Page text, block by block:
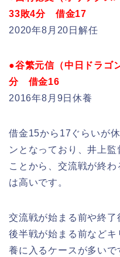
33敗4分 借金17
2020年8月20日解任
●谷繁元信（中日ドラ
分 借金16
2016年8月9日休養
借金15から17ぐらいが
ンとなっており、井上
ことから、交流戦が終
は高いです。
交流戦が始まる前や終
後半戦が始まる前など
養に入るケースが多いで